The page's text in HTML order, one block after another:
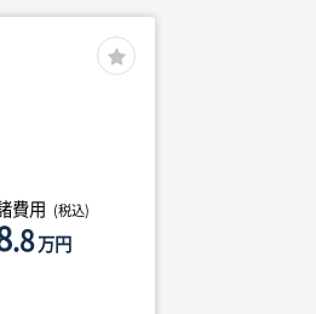
費用 (税込)
.8万円